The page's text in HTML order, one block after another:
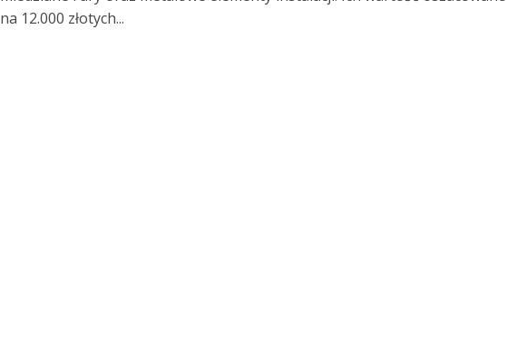
na 12.000 złotych...